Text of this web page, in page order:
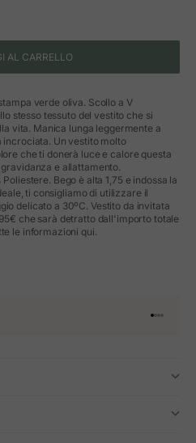
AL CARRELLO
verde oliva. Scollo a V
stesso tessuto del vestito che si
vita. Manica lunga leggermente a
incrociata. Un vestito molto
che ti donerà luce e calore questa
e allattamento.
Poliestere. Bego è alta 1,75 e indossa la
ti consigliamo di utilizzare il
delicato a 30ºC. Vestito da invitata
che sarà detratto dall'importo totale
le informazioni qui.
Vai
Vai
Vai
Vai